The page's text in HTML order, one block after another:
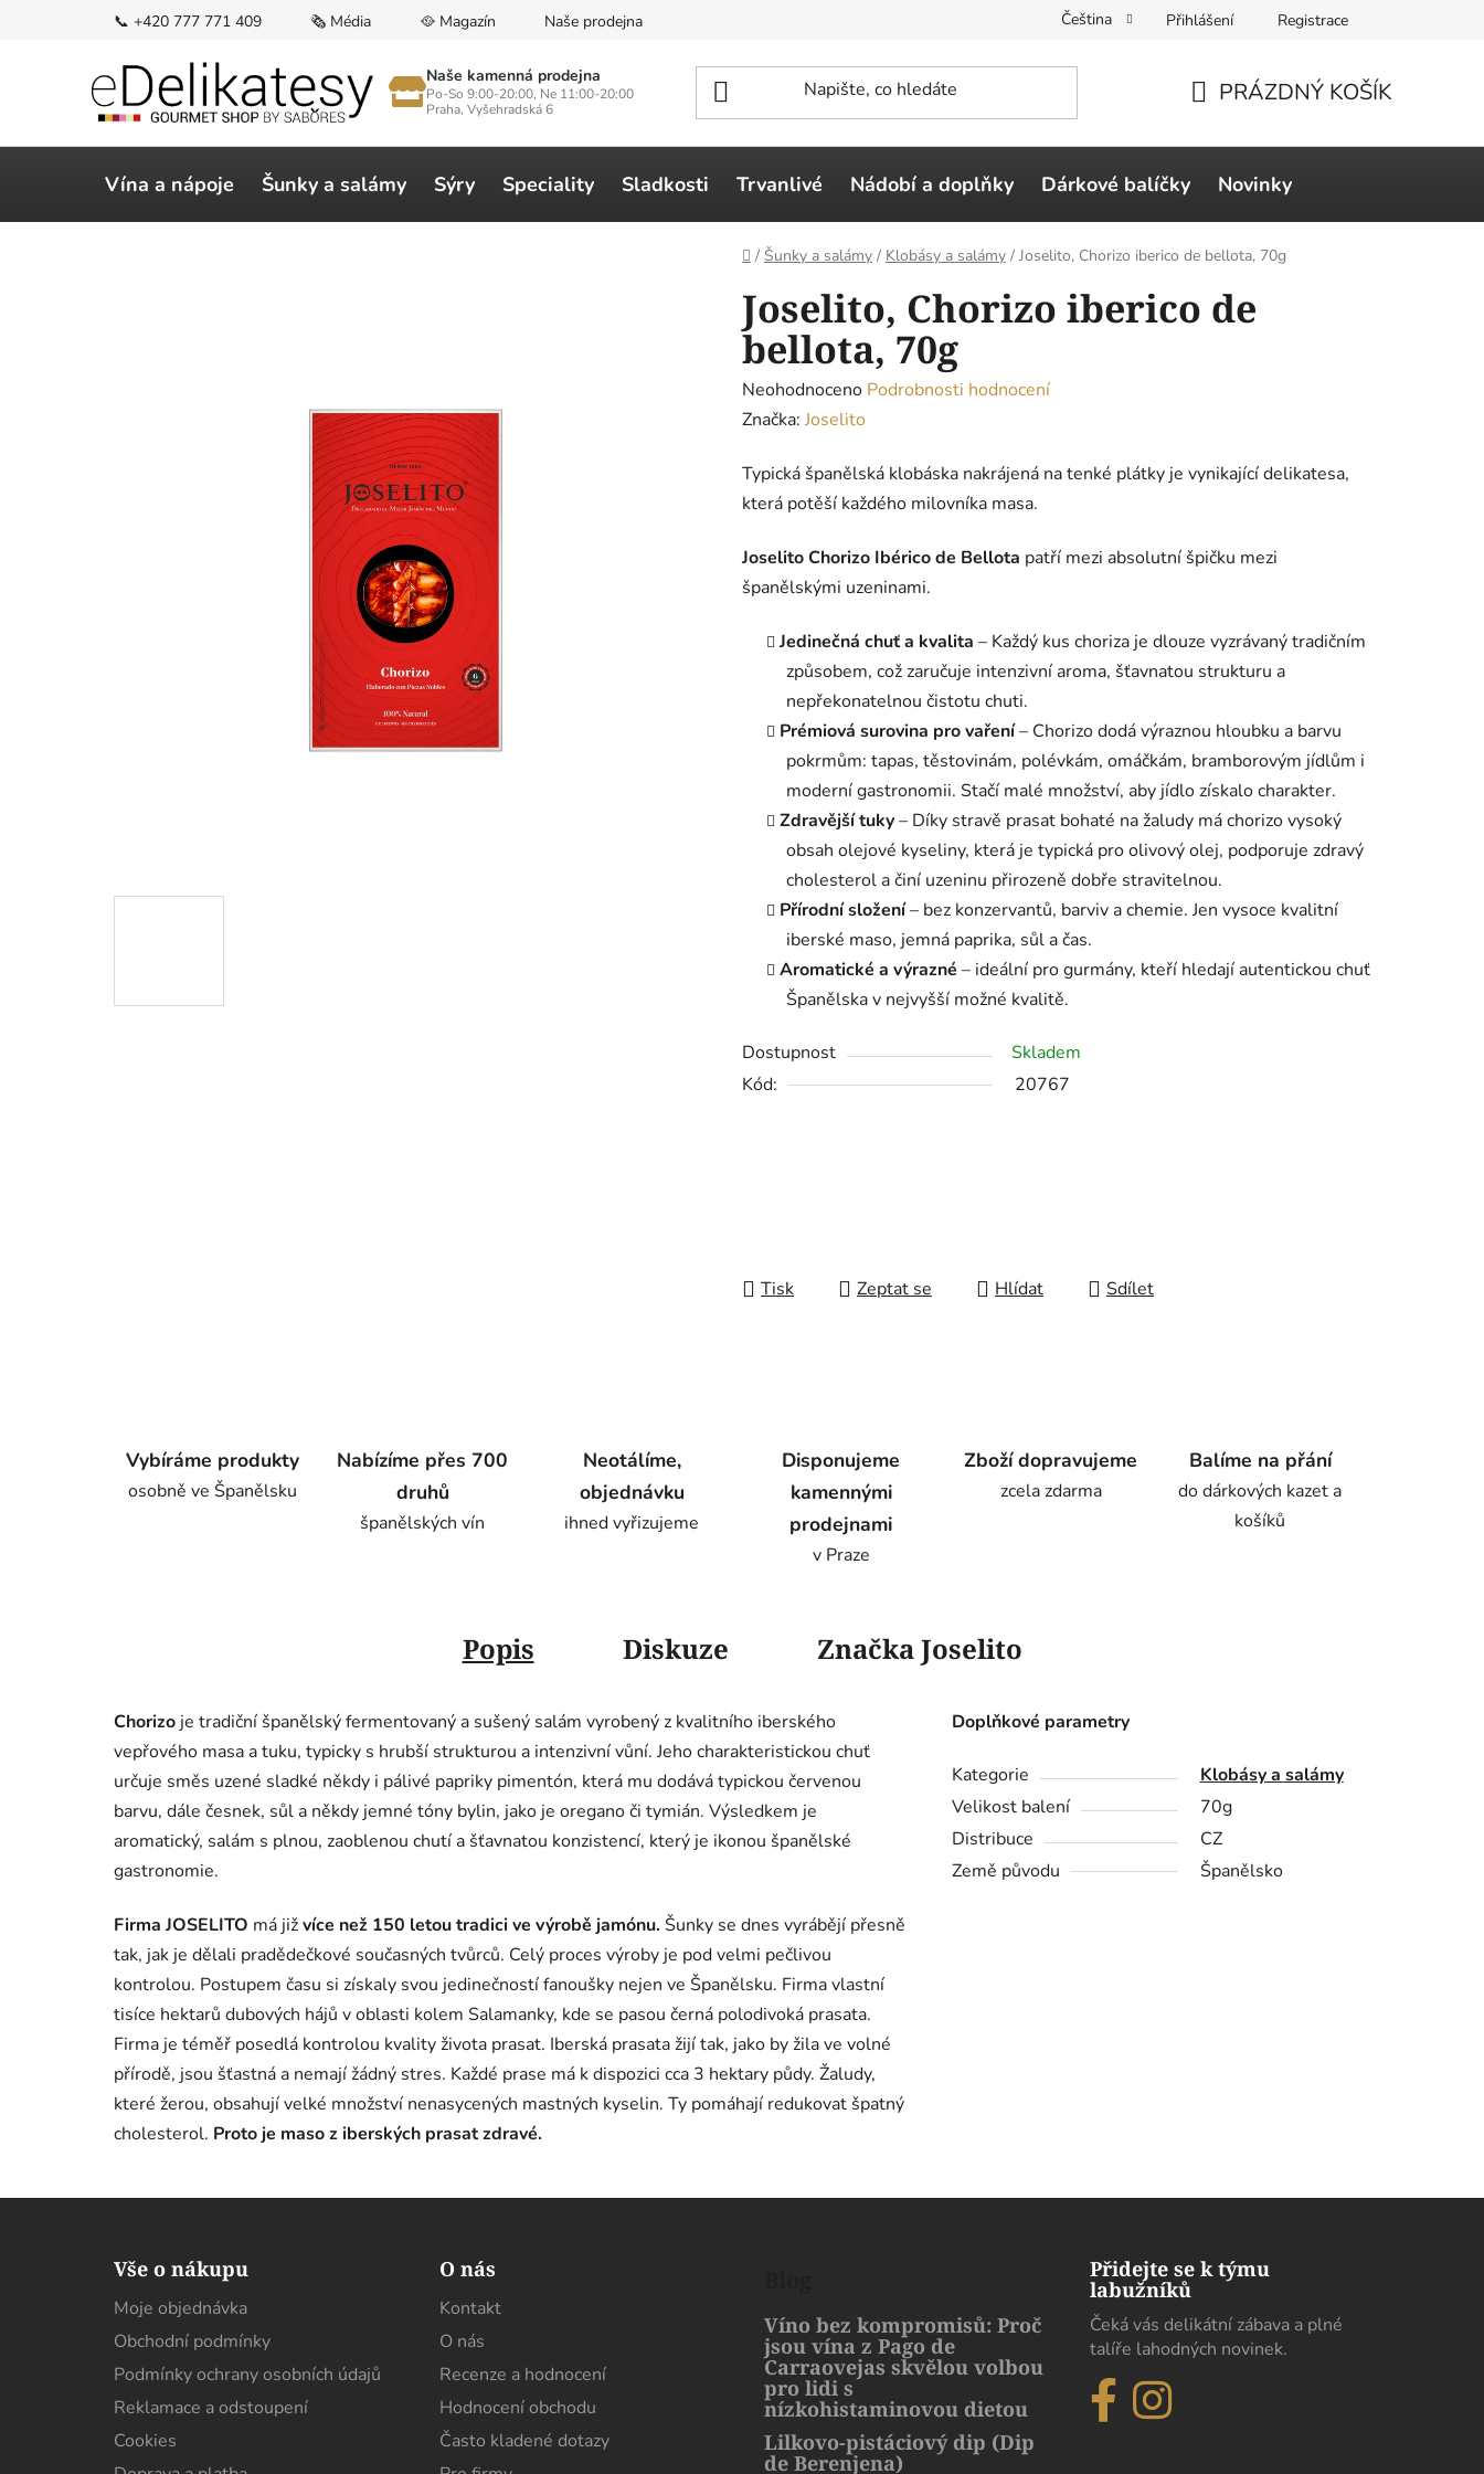
📞 +420 777 771 409 🗞️ Média 🥘 Magazín Naše prodejna Čeština Přihlášení Registrace
Naše kamenná prodejna
Po-So 9:00-20:00, Ne 11:00-20:00
Praha, Vyšehradská 6
KOŠÍK
PRÁZDNÝ KOŠÍK
Vína a nápoje Šunky a salámy Sýry Speciality Sladkosti Trvanlivé Nádobí a doplňky Dárkové balíčky Novinky
Domů
/ Šunky a salámy / Klobásy a salámy / Joselito, Chorizo iberico de bellota, 70g
Joselito, Chorizo iberico de
bellota, 70g
Průměrné
hodnocení
je
0,0
5
hvězdiček.
Neohodnoceno Podrobnosti hodnocení
Značka: Joselito
Typická španělská klobáska nakrájená na tenké plátky je vynikající delikatesa,
která potěší každého milovníka masa.
Joselito Chorizo Ibérico de Bellota patří mezi absolutní špičku mezi
španělskými uzeninami.
Jedinečná chuť a kvalita – Každý kus choriza je dlouze vyzrávaný tradičním
způsobem, což zaručuje intenzivní aroma, šťavnatou strukturu a
nepřekonatelnou čistotu chuti.
Prémiová surovina pro vaření– Chorizo dodá výraznou hloubku a barvu
pokrmům: tapas, těstovinám, polévkám, omáčkám, bramborovým jídlům i
moderní gastronomii. Stačí malé množství, aby jídlo získalo charakter.
Zdravější tuky– Díky stravě prasat bohaté na žaludy má chorizo vysoký
obsah olejové kyseliny, která je typická pro olivový olej, podporuje zdravý
cholesterol a činí uzeninu přirozeně dobře stravitelnou.
Přírodní složení– bez konzervantů, barviv a chemie. Jen vysoce kvalitní
iberské maso, jemná paprika, sůl a čas.
Aromatické a výrazné – ideální pro gurmány, kteří hledají autentickou chuť
Španělska v nejvyšší možné kvalitě.
Dostupnost
Skladem
Kód:
20767
Tisk Zeptat se Hlídat Sdílet
Vybíráme produkty
osobně ve Španělsku
Nabízíme přes 700
druhů
španělských vín
Neotálíme,
objednávku
ihned vyřizujeme
Disponujeme
kamennými
prodejnami
v Praze
Zboží dopravujeme
zcela zdarma
Balíme na přání
do dárkových kazet a
košíků
Popis Diskuze ZnačkaJoselito
Chorizo je tradiční španělský fermentovaný a sušený salám vyrobený z kvalitního iberského
vepřového masa a tuku, typicky s hrubší strukturou a intenzivní vůní. Jeho charakteristickou chuť
určuje směs uzené sladké někdy i pálivé papriky pimentón, která mu dodává typickou červenou
barvu, dále česnek, sůl a někdy jemné tóny bylin, jako je oregano či tymián. Výsledkem je
aromatický, salám s plnou, zaoblenou chutí a šťavnatou konzistencí, který je ikonou španělské
gastronomie.
Firma JOSELITO má jižvíce než 150 letou tradici ve výrobě jamónu. Šunky se dnes vyrábějí přesně
tak, jak je dělali pradědečkové současných tvůrců. Celý proces výroby je pod velmi pečlivou
kontrolou. Postupem času si získaly svou jedinečností fanoušky nejen ve Španělsku. Firma vlastní
tisíce hektarů dubových hájů v oblasti kolem Salamanky, kde se pasou černá polodivoká prasata.
Firma je téměř posedlá kontrolou kvality života prasat. Iberská prasata žijí tak, jako by žila ve volné
přírodě, jsou šťastná a nemají žádný stres. Každé prase má k dispozici cca 3 hektary půdy. Žaludy,
které žerou, obsahují velké množství nenasycených mastných kyselin. Ty pomáhají redukovat špatný
cholesterol. Proto je maso z iberských prasat zdravé.
Doplňkové parametry
Kategorie
Klobásy a salámy
Velikost balení
70g
Distribuce
CZ
Země původu
Španělsko
Vše o nákupu
Moje objednávka
Obchodní podmínky
Podmínky ochrany osobních údajů
Reklamace a odstoupení
Cookies
O nás
Kontakt
O nás
Recenze a hodnocení
Hodnocení obchodu
Často kladené dotazy
Víno bez kompromisů: Proč
jsou vína z Pago de
Carraovejas skvělou volbou
pro lidi s
nízkohistaminovou dietou
Lilkovo-pistáciový dip (Dip
de Berenjena)
Přidejte se k týmu
labužníků
Čeká vás delikátní zábava a plné
talíře lahodných novinek.